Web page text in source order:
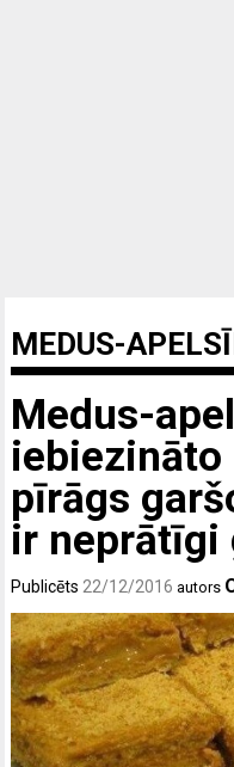
MEDUS-
Medus-
iebiezināto
pīrāgs
ir neprātīgi
Publicēts 22/12/2016 autors